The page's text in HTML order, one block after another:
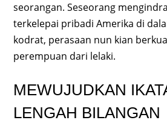
seorangan. Seseorang
terkelepai pribadi Amerika di
kodrat, perasaan nun kian
perempuan dari lelaki.
MEWUJUDKAN
LENGAH BILANGAN